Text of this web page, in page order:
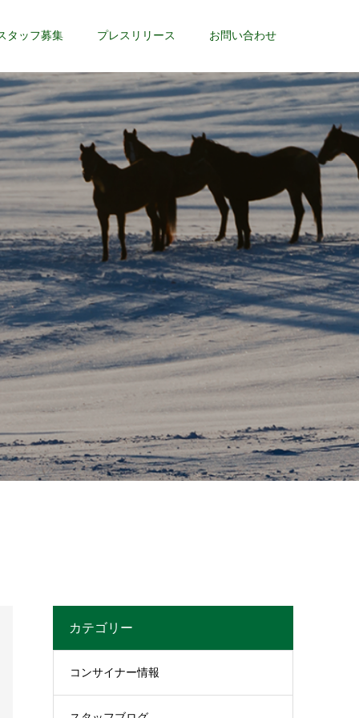
タッフ募集 プレスリリース お問い合わせ
カテゴリー
コンサイナー情報